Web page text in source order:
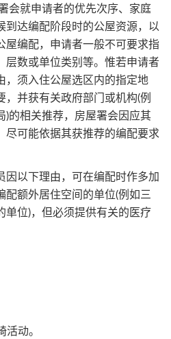
会就申请者的优先次序、家庭
到达编配阶段时的公屋资源，以
屋编配，申请者一般不可要求指
层数或单位类别等。惟若申请者
，须入住公屋选区内的指定地
，并获有关政府部门或机构(例
)的相关推荐，房屋署会因应其
尽可能依据其获推荐的编配要求
因以下理由，可在编配时作多加
额外居住空间的单位(例如三
单位)，但必须提供有关的医疗
动。